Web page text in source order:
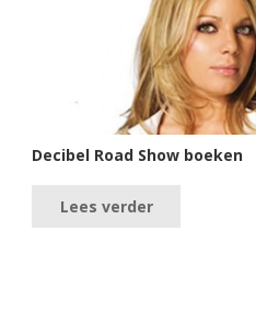
Decibel Road Show boeken
Lees verder